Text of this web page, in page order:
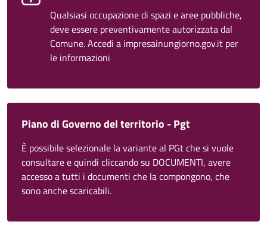
Qualsiasi occupazione di spazi e aree pubbliche,
deve essere preventivamente autorizzata dal
Comune. Accedi a impresainungiorno.gov.it per
le informazioni
Piano di Governo del territorio - Pgt
È possibile selezionale la variante al PGt che si vuole
consultare e quindi cliccando su DOCUMENTI, avere
accesso a tutti i documenti che la compongono, che
sono anche scaricabili.